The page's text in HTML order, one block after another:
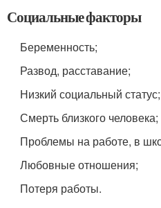
Социальные факторы
Беременность;
Развод, расставание;
Низкий социальный статус;
Смерть близкого человека;
Проблемы на работе, в
Любовные отношения;
Потеря работы.